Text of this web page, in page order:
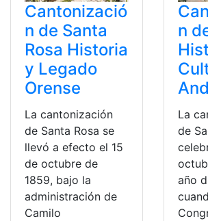
Cantonizació
n de Santa
Rosa Historia
y Legado
Orense
La cantonización
de Santa Rosa se
llevó a efecto el 15
de octubre de
1859, bajo la
administración de
Camilo
n
La
de
año